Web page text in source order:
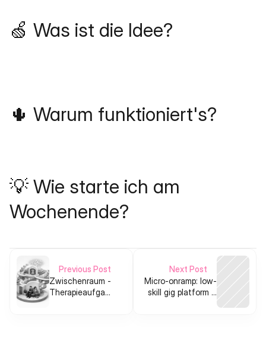
🍏 Was ist die Idee?
🌵 Warum funktioniert's?
💡 Wie starte ich am
Wochenende?
Previous Post
Zwischenraum -
Therapieaufgaben
Next Post
Micro-onramp: low-
skill gig platform +